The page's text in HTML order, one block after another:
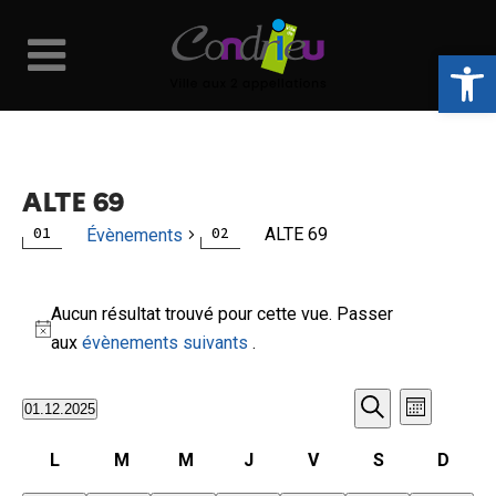
Ouvrir
ALTE 69
Évènements ALTE 69
Évènements
Notice
Aucun résultat trouvé pour cette vue. Passer
auxévènements suivants.
et
Recherche de
Mois
01.12.2025
date.Calendrier
L
lundi
M
mardi
M
mercredi
J
jeudi
V
vendredi
S
samedi
D